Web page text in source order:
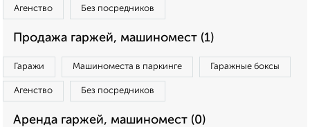
Агенство Без посредников
Продажа гаржей, машиномест (1)
Гаражи Машиноместа в паркинге Гаражные боксы
Агенство Без посредников
Аренда гаржей, машиномест (0)